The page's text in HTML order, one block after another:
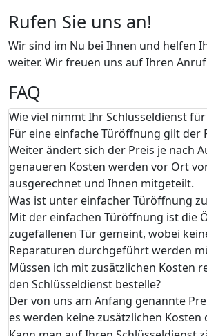
Rufen Sie uns an!
Wir sind im Nu bei Ihnen und helfen
weiter. Wir freuen uns auf Ihren
FAQ
Wie viel nimmt Ihr Schlüsseldienst
Für eine einfache Türöffnung gilt der
Weiter ändert sich der Preis je nach
genaueren Kosten werden vor Ort
ausgerechnet und Ihnen mitgeteilt.
Was ist unter einfacher Türöffnung
Mit der einfachen Türöffnung ist die
zugefallenen Tür gemeint, wobei
Reparaturen durchgeführt werden
Müssen ich mit zusätzlichen Kosten
den Schlüsseldienst bestelle?
Der von uns am Anfang genannte
es werden keine zusätzlichen Kosten